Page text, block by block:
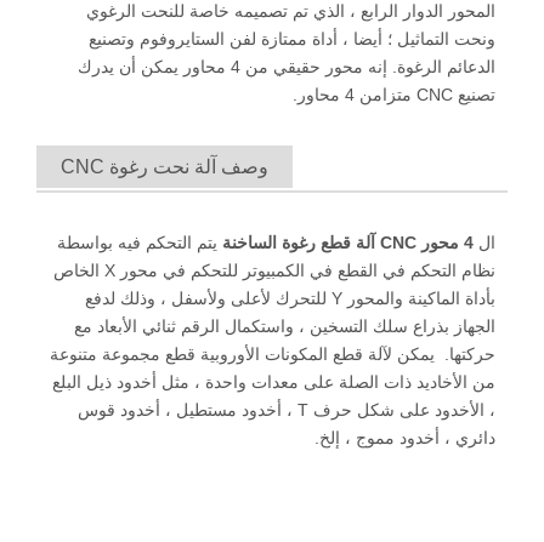
المحور الدوار الرابع ، الذي تم تصميمه خاصة للنحت الرغوي
ونحت التماثيل ؛ أيضا ، أداة ممتازة لفن الستايروفوم وتصنيع
الدعائم الرغوة. إنه محور حقيقي من 4 محاور يمكن أن يدرك
تصنيع CNC متزامن 4 محاور.
وصف آلة نحت رغوة CNC
ال 4 محور CNC آلة قطع رغوة الساخنة
يتم التحكم فيه بواسطة
نظام التحكم في القطع في الكمبيوتر للتحكم في محور X الخاص
بأداة الماكينة والمحور Y للتحرك لأعلى ولأسفل ، وذلك لدفع
الجهاز بذراع سلك التسخين ، واستكمال الرقم ثنائي الأبعاد مع
حركتها. يمكن لآلة قطع المكونات الأوروبية قطع مجموعة متنوعة
من الأخاديد ذات الصلة على معدات واحدة ، مثل أخدود ذيل البلع
، الأخدود على شكل حرف T ، أخدود مستطيل ، أخدود قوس
دائري ، أخدود مموج ، إلخ.